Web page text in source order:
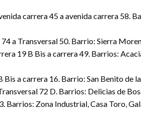
carrera 45 a avenida carrera 58.
a Transversal 50. Barrio: Sierra
19 B Bis a carrera 49. Barrios:
a carrera 16. Barrio: San Benito de
72 D. Barrios: Delicias de
Barrios: Zona Industrial, Casa Toro,